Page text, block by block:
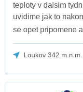
teploty v dalsim
uvidime jak to
se opet pripomene
Loukov 342